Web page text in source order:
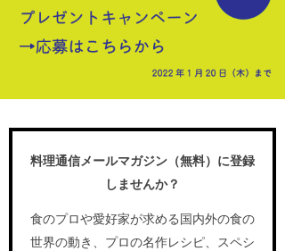
料理通信メールマガジン（無料）に登録
しませんか？
食のプロや愛好家が求める国内外の食の
世界の動き、プロの名作レシピ、スペシ